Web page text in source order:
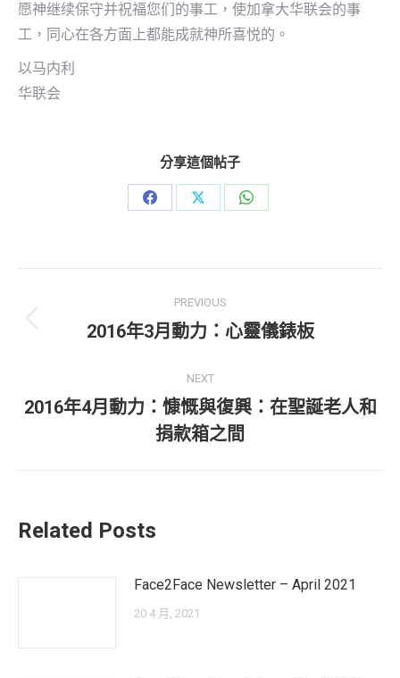
愿神继续保守并祝福您们的事工，使加拿大华联会的事
工，同心在各方面上都能成就神所喜悦的。
以马内利
华联会
分享這個帖子
Share
Share
Share
navigation
PREVIOUS
Previous
2016年3月動力：心靈儀錶板
NEXT
Next
post:
2016年4月動力：慷慨與復興：在聖誕老人和
捐款箱之間
Related Posts
Face2Face Newsletter – April 2021
20 4 月, 2021